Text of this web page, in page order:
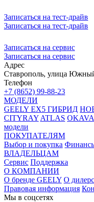
Записаться на тест-драйв
Записаться на тест-драйв
Записаться на сервис
Записаться на сервис
Адрес
Ставрополь, улица
Телефон
+7 (8652) 99-88-23
МОДЕЛИ
GEELY EX5 ГИБРИД
CITYRAY ATLAS
модели
ПОКУПАТЕЛЯМ
Выбор и покупка
ВЛАДЕЛЬЦАМ
Сервис Поддержка
О КОМПАНИИ
О бренде GEELY О
Правовая информация
Мы в соцсетях